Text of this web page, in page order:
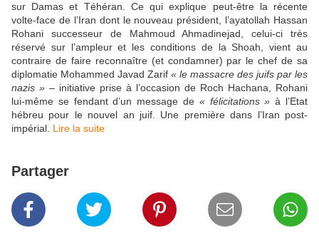
sur Damas et Téhéran. Ce qui explique peut-être la récente
volte-face de l’Iran dont le nouveau président, l’ayatollah Hassan
Rohani successeur de Mahmoud Ahmadinejad, celui-ci très
réservé sur l’ampleur et les conditions de la Shoah, vient au
contraire de faire reconnaître (et condamner) par le chef de sa
diplomatie Mohammed Javad Zarif « le massacre des juifs par les
nazis » – initiative prise à l’occasion de Roch Hachana, Rohani
lui-même se fendant d’un message de « félicitations » à l’Etat
hébreu pour le nouvel an juif. Une première dans l’Iran post-
impérial. Lire la suite
Partager